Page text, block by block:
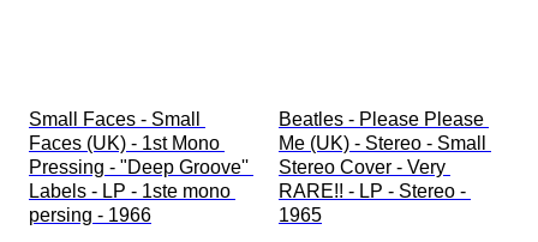
Small Faces - Small
Faces (UK) - 1st Mono
Pressing - "Deep Groove''
Labels - LP - 1ste mono
persing - 1966
Beatles - Please Please
Me (UK) - Stereo - Small
Stereo Cover - Very
RARE!! - LP - Stereo -
1965